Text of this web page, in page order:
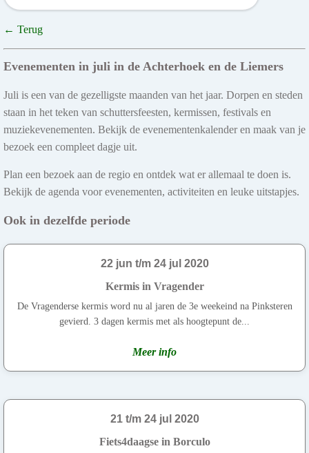
← Terug
Evenementen in juli in de Achterhoek en de Liemers
Juli is een van de gezelligste maanden van het jaar. Dorpen en steden
staan in het teken van schuttersfeesten, kermissen, festivals en
muziekevenementen. Bekijk de evenementenkalender en maak van je
bezoek een compleet dagje uit.
Plan een bezoek aan de regio en ontdek wat er allemaal te doen is.
Bekijk de agenda voor evenementen, activiteiten en leuke uitstapjes.
Ook in dezelfde periode
22 jun t/m 24 jul 2020
Kermis in Vragender
De Vragenderse kermis word nu al jaren de 3e weekeind na Pinksteren
gevierd. 3 dagen kermis met als hoogtepunt de...
Meer info
21 t/m 24 jul 2020
Fiets4daagse in Borculo